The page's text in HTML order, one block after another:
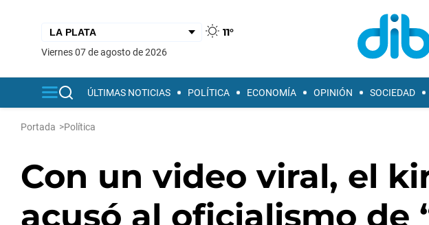
11°
viernes 07 de agosto de 2026
ÚLTIMAS NOTICIAS POLÍTICA ECONOMÍA OPINIÓN SOCIEDAD
Portada >Política
Con un video viral, el
acusó al oficialismo de